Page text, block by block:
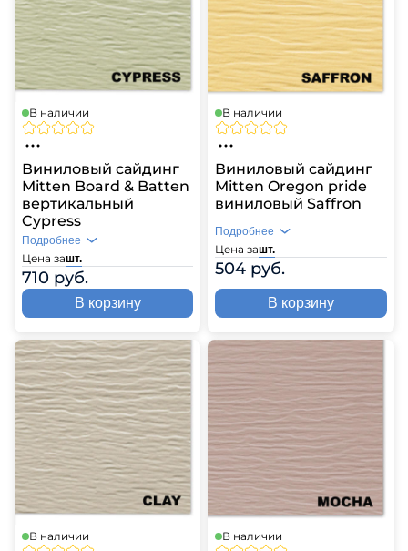
В наличии
Виниловый сайдинг
Mitten Board & Batten
вертикальный
Cypress
Цена зашт.
710 руб.
Подробнее
В корзину
В наличии
Виниловый сайдинг
Mitten Oregon pride
виниловый Saffron
Цена зашт.
504 руб.
Подробнее
В корзину
В наличии В наличии